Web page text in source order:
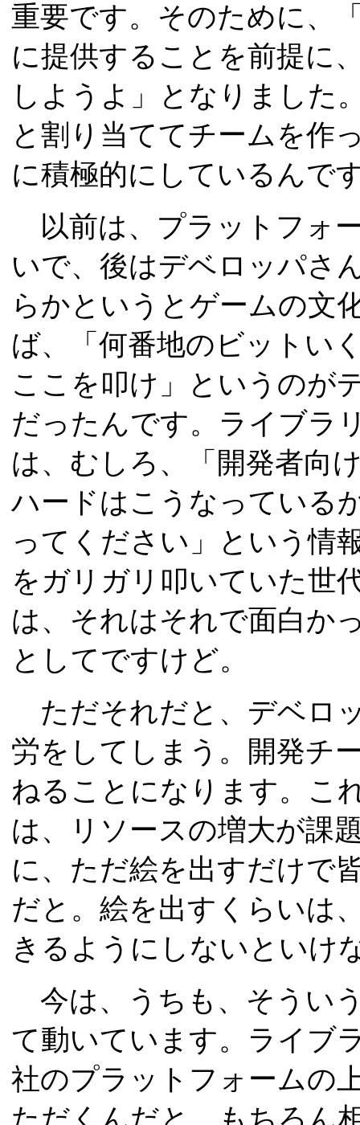
重要です。そのために、
に提供することを前提に
しようよ」となりました
と割り当ててチームを作
に積極的にしているんで
以前は、プラットフォ
いで、後はデベロッパさ
らかというとゲームの文
ば、「何番地のビットい
ここを叩け」というのが
だったんです。ライブラ
は、むしろ、「開発者向
ハードはこうなっている
ってください」という情
をガリガリ叩いていた世
は、それはそれで面白か
としてですけど。
ただそれだと、デベロ
労をしてしまう。開発チ
ねることになります。こ
は、リソースの増大が課
に、ただ絵を出すだけで
だと。絵を出すくらいは
きるようにしないといけ
今は、うちも、そうい
て動いています。ライブ
社のプラットフォームの
ただくんだと。もちろん